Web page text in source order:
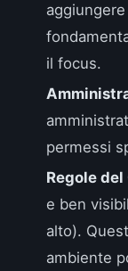
il focus.
permessi
Regole del
e ben
alto).
ambiente